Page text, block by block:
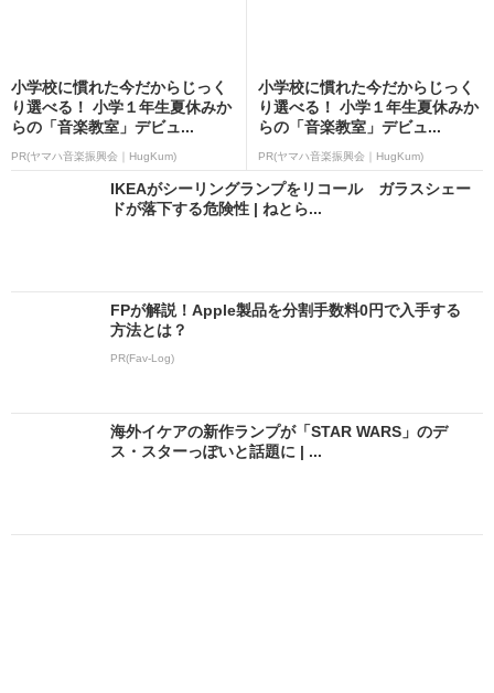
小学校に慣れた今だからじっく
り選べる！ 小学１年生夏休みか
らの「音楽教室」デビュ...
PR(ヤマハ音楽振興会｜HugKum)
小学校に慣れた今だからじっく
り選べる！ 小学１年生夏休みか
らの「音楽教室」デビュ...
PR(ヤマハ音楽振興会｜HugKum)
IKEAがシーリングランプをリコール ガラスシェー
ドが落下する危険性 | ねとら...
FPが解説！Apple製品を分割手数料0円で入手する
方法とは？
PR(Fav-Log)
海外イケアの新作ランプが「STAR WARS」のデ
ス・スターっぽいと話題に | ...